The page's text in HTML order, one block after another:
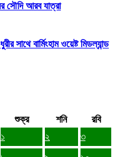
সৌদি আরব যাত্রা
সাথে বার্মিংহাম ওয়েষ্ট মিডল্যান্ড
শুক্র শনি
রবি
১
২
৩